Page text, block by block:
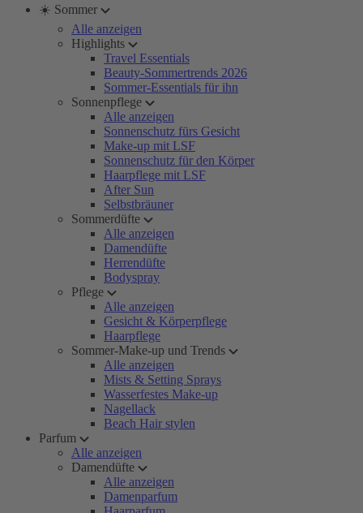
☀️ Sommer
Alle anzeigen
Highlights
Travel Essentials
Beauty-Sommertrends 2026
Sommer-Essentials für ihn
Sonnenpflege
Alle anzeigen
Sonnenschutz fürs Gesicht
Make-up mit LSF
Sonnenschutz für den Körper
Haarpflege mit LSF
After Sun
Selbstbräuner
Sommerdüfte
Alle anzeigen
Damendüfte
Herrendüfte
Bodyspray
Pflege
Alle anzeigen
Gesicht & Körperpflege
Haarpflege
Sommer-Make-up und Trends
Alle anzeigen
Mists & Setting Sprays
Wasserfestes Make-up
Nagellack
Beach Hair stylen
Parfum
Alle anzeigen
Damendüfte
Alle anzeigen
Damenparfum